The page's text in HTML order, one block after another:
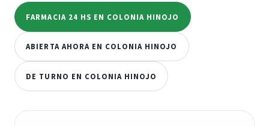
FARMACIA 24 HS EN COLONIA HINOJO
ABIERTA AHORA EN COLONIA HINOJO
DE TURNO EN COLONIA HINOJO